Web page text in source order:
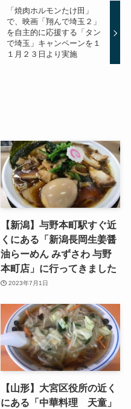
「焼⾁ホルモンたけ⽥」
で、映画「翔んで埼玉２」
を自主的に応援する「タン
で埼玉」キャンペーンを１
１月２３日より実施
【新潟】与野本町駅すぐ近
くにある「新潟長岡生姜醤
油らーめん みずさわ 与野
本町店」に行ってきました
2023年7月1日
【山形】大宮区役所の近く
にある「中華料理 天童」